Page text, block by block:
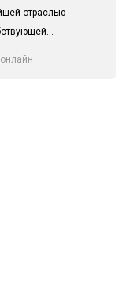
отраслью